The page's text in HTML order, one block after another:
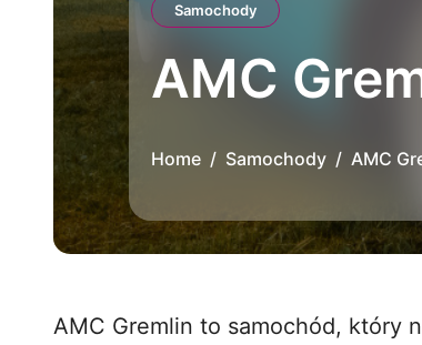
Samochody
AMC
Home Samochody AMC
AMC Gremlin to samochód, który na zawsze zapisał się w historii motoryzacji dzięki